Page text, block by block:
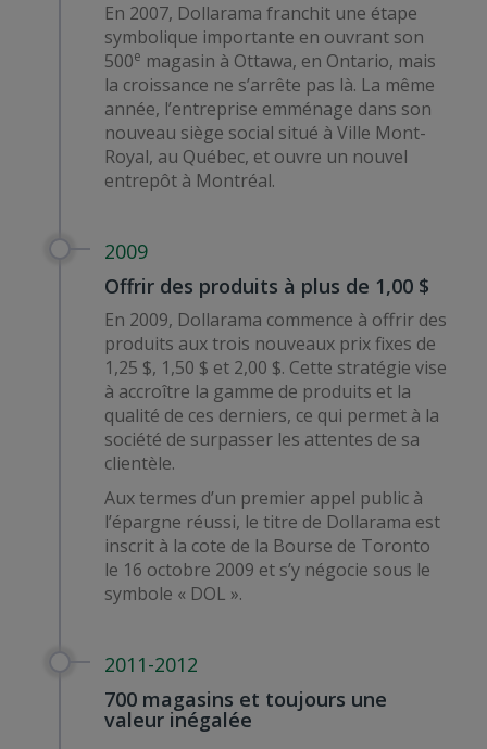
En 2007, Dollarama franchit une étape
symbolique importante en ouvrant son
500e magasin à Ottawa, en Ontario, mais
la croissance ne s’arrête pas là. La même
année, l’entreprise emménage dans son
nouveau siège social situé à Ville Mont-
Royal, au Québec, et ouvre un nouvel
entrepôt à Montréal.
2009
Offrir des produits à plus de 1,00 $
En 2009, Dollarama commence à offrir des
produits aux trois nouveaux prix fixes de
1,25 $, 1,50 $ et 2,00 $. Cette stratégie vise
à accroître la gamme de produits et la
qualité de ces derniers, ce qui permet à la
société de surpasser les attentes de sa
clientèle.
Aux termes d’un premier appel public à
l’épargne réussi, le titre de Dollarama est
inscrit à la cote de la Bourse de Toronto
le 16 octobre 2009 et s’y négocie sous le
symbole « DOL ».
2011-2012
700 magasins et toujours une
valeur inégalée